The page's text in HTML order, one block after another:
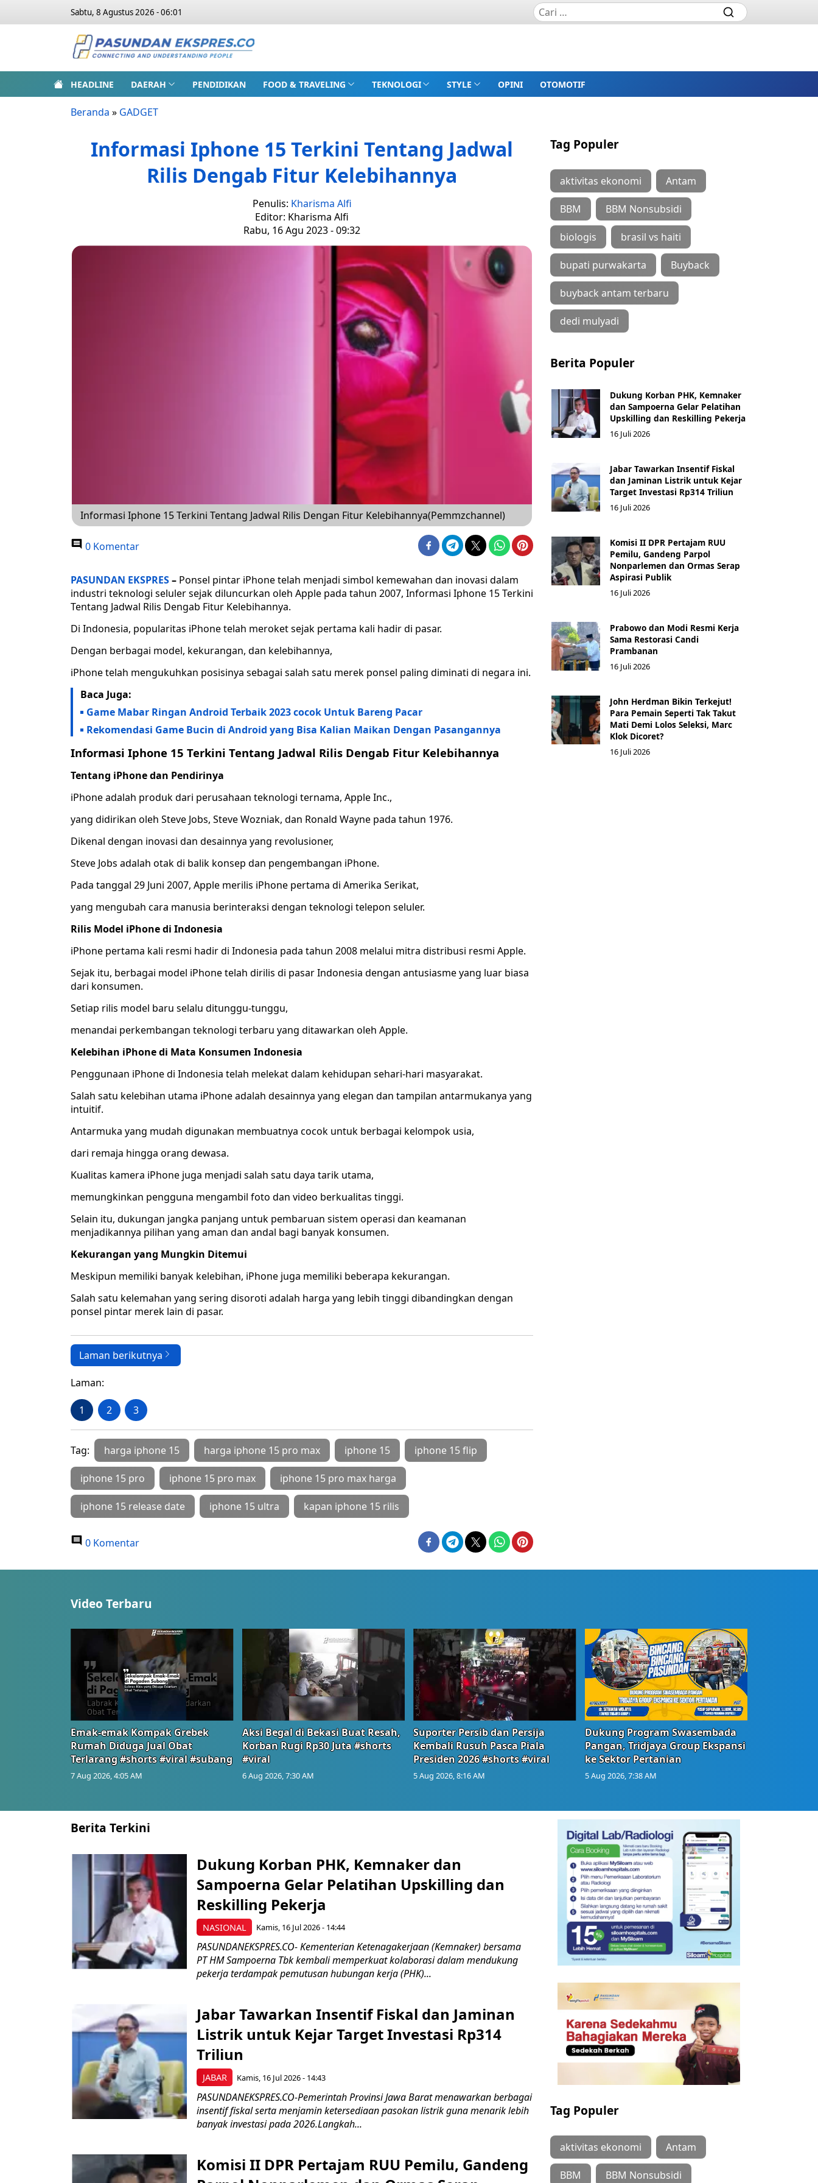
Sabtu, 8 Agustus 2026 - 06:01
HEADLINE DAERAH PENDIDIKAN FOOD & TRAVELING TEKNOLOGI STYLE OPINI OTOMOTIF
Beranda » GADGET
Informasi Iphone 15 Terkini Tentang Jadwal
Rilis Dengab Fitur Kelebihannya
Penulis: Kharisma Alfi
Editor: Kharisma Alfi
Rabu, 16 Agu 2023 - 09:32
Informasi Iphone 15 Terkini Tentang Jadwal Rilis Dengan Fitur Kelebihannya(Pemmzchannel)
0 Komentar
PASUNDAN EKSPRES– Ponsel pintar iPhone telah menjadi simbol kemewahan dan inovasi dalam
industri teknologi seluler sejak diluncurkan oleh Apple pada tahun 2007, Informasi Iphone 15 Terkini
Tentang Jadwal Rilis Dengab Fitur Kelebihannya.
Di Indonesia, popularitas iPhone telah meroket sejak pertama kali hadir di pasar.
Dengan berbagai model, kekurangan, dan kelebihannya,
iPhone telah mengukuhkan posisinya sebagai salah satu merek ponsel paling diminati di negara ini.
Baca Juga:
Game Mabar Ringan Android Terbaik 2023 cocok Untuk Bareng Pacar
Rekomendasi Game Bucin di Android yang Bisa Kalian Maikan Dengan Pasangannya
Informasi Iphone 15 Terkini Tentang Jadwal Rilis Dengab Fitur Kelebihannya
Tentang iPhone dan Pendirinya
iPhone adalah produk dari perusahaan teknologi ternama, Apple Inc.,
yang didirikan oleh Steve Jobs, Steve Wozniak, dan Ronald Wayne pada tahun 1976.
Dikenal dengan inovasi dan desainnya yang revolusioner,
Steve Jobs adalah otak di balik konsep dan pengembangan iPhone.
Pada tanggal 29 Juni 2007, Apple merilis iPhone pertama di Amerika Serikat,
yang mengubah cara manusia berinteraksi dengan teknologi telepon seluler.
Rilis Model iPhone di Indonesia
iPhone pertama kali resmi hadir di Indonesia pada tahun 2008 melalui mitra distribusi resmi Apple.
Sejak itu, berbagai model iPhone telah dirilis di pasar Indonesia dengan antusiasme yang luar biasa
dari konsumen.
Setiap rilis model baru selalu ditunggu-tunggu,
menandai perkembangan teknologi terbaru yang ditawarkan oleh Apple.
Kelebihan iPhone di Mata Konsumen Indonesia
Penggunaan iPhone di Indonesia telah melekat dalam kehidupan sehari-hari masyarakat.
Salah satu kelebihan utama iPhone adalah desainnya yang elegan dan tampilan antarmukanya yang
intuitif.
Antarmuka yang mudah digunakan membuatnya cocok untuk berbagai kelompok usia,
dari remaja hingga orang dewasa.
Kualitas kamera iPhone juga menjadi salah satu daya tarik utama,
memungkinkan pengguna mengambil foto dan video berkualitas tinggi.
Selain itu, dukungan jangka panjang untuk pembaruan sistem operasi dan keamanan
menjadikannya pilihan yang aman dan andal bagi banyak konsumen.
Kekurangan yang Mungkin Ditemui
Meskipun memiliki banyak kelebihan, iPhone juga memiliki beberapa kekurangan.
Salah satu kelemahan yang sering disoroti adalah harga yang lebih tinggi dibandingkan dengan
ponsel pintar merek lain di pasar.
Laman berikutnya
Laman:
1 2 3
Tag: harga iphone 15 harga iphone 15 pro max iphone 15 iphone 15 flip
iphone 15 pro iphone 15 pro max iphone 15 pro max harga
iphone 15 release date iphone 15 ultra kapan iphone 15 rilis
0 Komentar
Tag Populer
aktivitas ekonomi Antam
BBM BBM Nonsubsidi
biologis brasil vs haiti
bupati purwakarta Buyback
buyback antam terbaru
dedi mulyadi
Berita Populer
Dukung Korban PHK, Kemnaker
dan Sampoerna Gelar Pelatihan
Upskilling dan Reskilling Pekerja
16 Juli 2026
Jabar Tawarkan Insentif Fiskal
dan Jaminan Listrik untuk Kejar
Target Investasi Rp314 Triliun
16 Juli 2026
Komisi II DPR Pertajam RUU
Pemilu, Gandeng Parpol
Nonparlemen dan Ormas Serap
Aspirasi Publik
16 Juli 2026
Prabowo dan Modi Resmi Kerja
Sama Restorasi Candi
Prambanan
16 Juli 2026
John Herdman Bikin Terkejut!
Para Pemain Seperti Tak Takut
Mati Demi Lolos Seleksi, Marc
Klok Dicoret?
16 Juli 2026
Video Terbaru
Emak-emak Kompak Grebek
Rumah Diduga Jual Obat
Terlarang #shorts #viral #subang
7 Aug 2026, 4:05 AM
Aksi Begal di Bekasi Buat Resah,
Korban Rugi Rp30 Juta #shorts
#viral
6 Aug 2026, 7:30 AM
Suporter Persib dan Persija
Kembali Rusuh Pasca Piala
Presiden 2026 #shorts #viral
5 Aug 2026, 8:16 AM
Dukung Program Swasembada
Pangan, Tridjaya Group Ekspansi
ke Sektor Pertanian
5 Aug 2026, 7:38 AM
Berita Terkini
NASIONAL
Dukung Korban PHK, Kemnaker dan
Sampoerna Gelar Pelatihan Upskilling dan
Reskilling Pekerja
Kamis, 16 Jul 2026 - 14:44
PASUNDANEKSPRES.CO- Kementerian Ketenagakerjaan (Kemnaker) bersama
PT HM Sampoerna Tbk kembali memperkuat kolaborasi dalam mendukung
pekerja terdampak pemutusan hubungan kerja (PHK)...
JABAR
Jabar Tawarkan Insentif Fiskal dan Jaminan
Listrik untuk Kejar Target Investasi Rp314
Triliun
Kamis, 16 Jul 2026 - 14:43
PASUNDANEKSPRES.CO-Pemerintah Provinsi Jawa Barat menawarkan berbagai
insentif fiskal serta menjamin ketersediaan pasokan listrik guna menarik lebih
banyak investasi pada 2026.Langkah...
Komisi II DPR Pertajam RUU Pemilu, Gandeng
Tag Populer
aktivitas ekonomi Antam
BBM BBM Nonsubsidi